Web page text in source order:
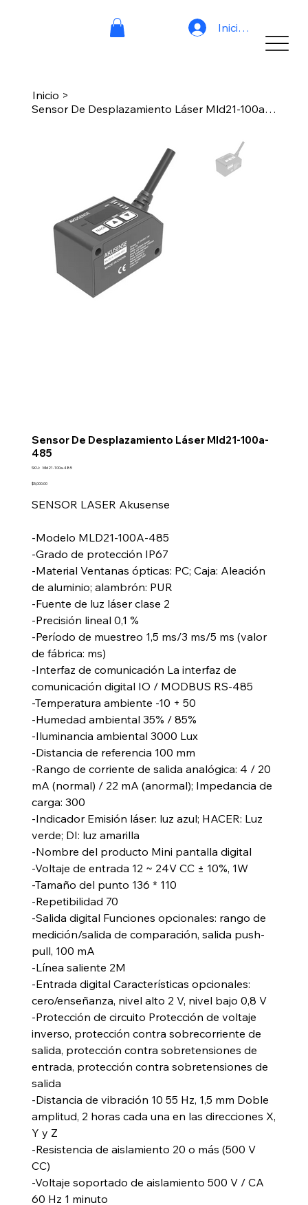
Iniciar sesión
Inicio >
Sensor De Desplazamiento Láser Mld21-100a-485
Sensor De Desplazamiento Láser Mld21-100a-
485
SKU: SKU
100a-
Mld21-100a-485
Precio
$5,000.00
SENSOR LASER Akusense
-Modelo MLD21-100A-485
-Grado de protección IP67
-Material Ventanas ópticas: PC; Caja: Aleación
de aluminio; alambrón: PUR
-Fuente de luz láser clase 2
-Precisión lineal 0,1 %
-Período de muestreo 1,5 ms/3 ms/5 ms (valor
de fábrica: ms)
-Interfaz de comunicación La interfaz de
comunicación digital IO / MODBUS RS-485
-Temperatura ambiente -10 + 50
-Humedad ambiental 35% / 85%
-Iluminancia ambiental 3000 Lux
-Distancia de referencia 100 mm
-Rango de corriente de salida analógica: 4 / 20
mA (normal) / 22 mA (anormal); Impedancia de
carga: 300
-Indicador Emisión láser: luz azul; HACER: Luz
verde; DI: luz amarilla
-Nombre del producto Mini pantalla digital
-Voltaje de entrada 12 ~ 24V CC ± 10%, 1W
-Tamaño del punto 136 * 110
-Repetibilidad 70
-Salida digital Funciones opcionales: rango de
medición/salida de comparación, salida push-
pull, 100 mA
-Línea saliente 2M
-Entrada digital Características opcionales:
cero/enseñanza, nivel alto 2 V, nivel bajo 0,8 V
-Protección de circuito Protección de voltaje
inverso, protección contra sobrecorriente de
salida, protección contra sobretensiones de
entrada, protección contra sobretensiones de
salida
-Distancia de vibración 10 55 Hz, 1,5 mm Doble
amplitud, 2 horas cada una en las direcciones X,
Y y Z
-Resistencia de aislamiento 20 o más (500 V
CC)
-Voltaje soportado de aislamiento 500 V / CA
60 Hz 1 minuto